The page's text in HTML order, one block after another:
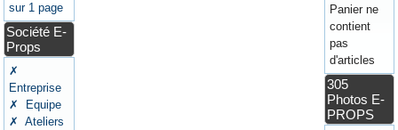
sur 1 page
Société E-
Props
✗
Entreprise
✗ Equipe
✗ Ateliers
Panier ne
contient
pas
d'articles
305
Photos E-
PROPS